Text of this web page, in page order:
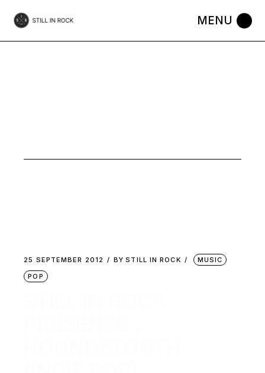
the
25 SEPTEMBER 2012 BY STILL IN ROCK
MUSIC
POP